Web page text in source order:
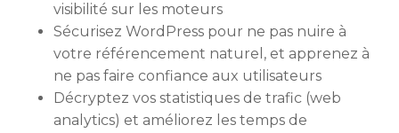
visibilité sur les moteurs
Sécurisez WordPress pour ne pas nuire à
votre référencement naturel, et apprenez à
ne pas faire confiance aux utilisateurs
Décryptez vos statistiques de trafic (web
analytics) et améliorez les temps de